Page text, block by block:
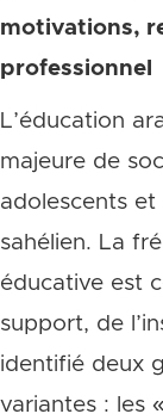
motivations,
professionnel
L’éducation
majeure de
adolescents et
sahélien. La
éducative est
support, de
identifié deux
variantes : les